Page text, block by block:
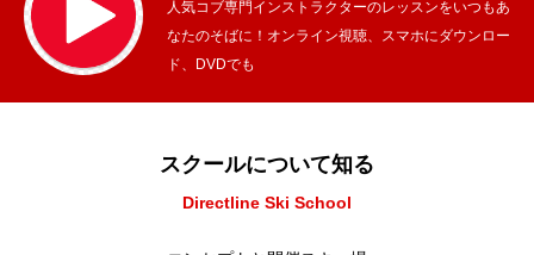
人気コブ専門インストラクターのレッスンをいつもあ
なたのそばに！オンライン視聴、スマホにダウンロー
ド、DVDでも
スクールについて知る
Directline Ski School